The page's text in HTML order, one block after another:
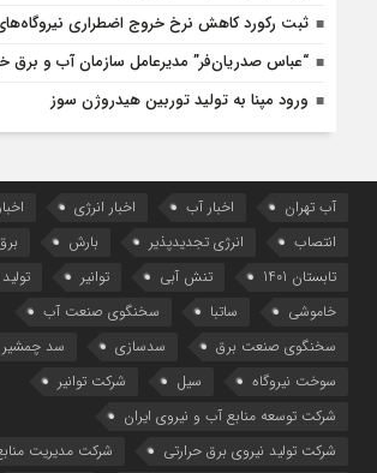
ثبت رکورد کاهش نرخ خروج اضطراری
“عباس صدریان‌فر” مدیرعامل سازمان آب و برق
ورود مپنا به تولید توربین هیدروژن سوز
آب تهران اخبار آب اخبار انرژی
انتصاب
انرژی تجدیدپذیر بارش
تابستان 1401
تنش آبی توانیر
خاموشی
ساتبا
سخنگوی صنعت آب
سخنگوی صنعت برق
سدسازی
سد چمشیر
سوخت نیروگاه
سیل
شرکت توانیر
شرکت توسعه منابع آب و نیروی ایران
شرکت تولید نیروی برق حرارتی
شرکت مدیریت